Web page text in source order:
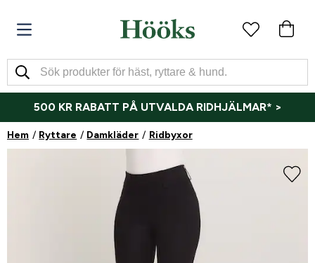
500 KR RABATT PÅ UTVALDA RIDHJÄLMAR* >
Hem Ryttare Damkläder Ridbyxor